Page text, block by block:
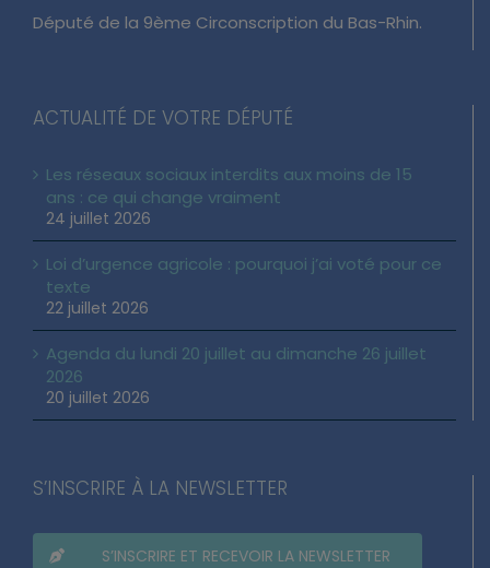
Député de la 9ème Circonscription du Bas-Rhin.
ACTUALITÉ DE VOTRE DÉPUTÉ
Les réseaux sociaux interdits aux moins de 15
ans : ce qui change vraiment
24 juillet 2026
Loi d’urgence agricole : pourquoi j’ai voté pour ce
texte
22 juillet 2026
Agenda du lundi 20 juillet au dimanche 26 juillet
2026
20 juillet 2026
S’INSCRIRE À LA NEWSLETTER
S’INSCRIRE ET RECEVOIR LA NEWSLETTER